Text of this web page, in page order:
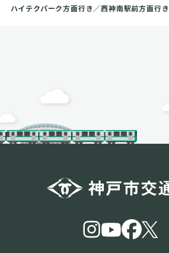
ハイテクパーク方面行き／西神南駅前方面行き